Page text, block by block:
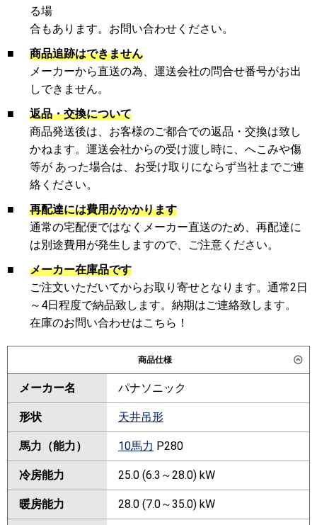
る場
合もあります。お問い合わせください。
■
商品追跡はできません
メーカーから直送の為、運送会社の問合せ番号がお出
しできません。
■
返品・交換について
商品発送後は、お客様のご都合での返品・交換は致し
かねます。運送会社からの受け渡し時に、へこみや傷
等が あった場合は、お受け取りにならず当社までご連
絡ください。
■
再配達には費用がかかります
通常の宅配便ではなくメーカー直送のため、再配達に
は別途費用が発生しますので、ご注意ください。
■
メーカー在庫品です
ご注文いただいてからお取り寄せとなります。通常2日
～4日程度で納品致します。納期はご連絡致します。
在庫のお問い合わせはこちら！
商品仕様
メーカー名 パナソニック
形状 天井吊形
馬力（能力） 10馬力 P280
冷房能力 25.0 (6.3～28.0) kW
暖房能力 28.0 (7.0～35.0) kW